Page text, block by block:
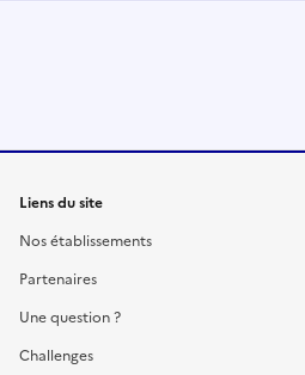
Liens du site
Nos établissements
Partenaires
Une question ?
Challenges